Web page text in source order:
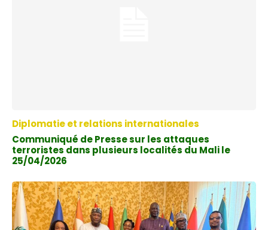
Diplomatie et relations internationales
Communiqué de Presse sur les attaques
terroristes dans plusieurs localités du Mali le
25/04/2026